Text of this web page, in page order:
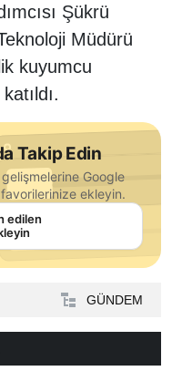
Şükrü
Müdürü
kuyumcu
Takip Edin
Google
ekleyin.
edilen
GÜNDEM